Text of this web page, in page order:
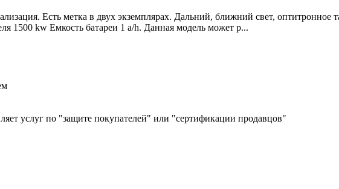
Есть метка в двух экземплярах. Дальний, ближний свет, оптитронное
1500 kw Емкость батареи 1 a/h. Данная модель может р...
услуг по "защите покупателей" или "сертификации продавцов"